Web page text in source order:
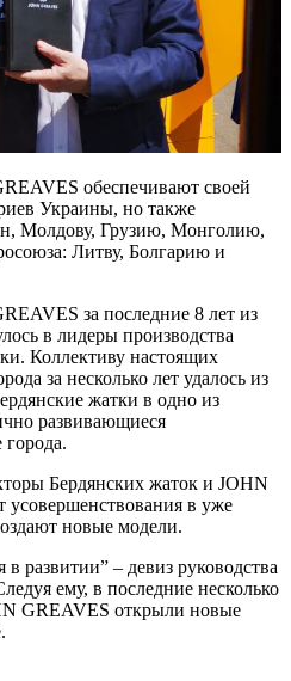
обеспечивают своей
Украины, но также
Молдову, Грузию, Монголию,
Литву, Болгарию и
за последние 8 лет из
в лидеры производства
Коллективу настоящих
за несколько лет удалось из
жатки в одно из
развивающиеся
Бердянских жаток и JOHN
усовершенствования в уже
новые модели.
в развитии” – девиз руководства
ему, в последние несколько
GREAVES открыли новые